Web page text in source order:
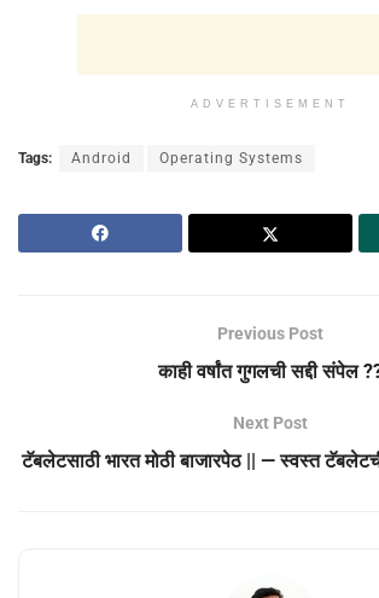
ADVERTISEMENT
Tags: Android Operating Systems
Previous Post
काही वर्षांत गुगलची सद्दी संपेल
Next Post
टॅबलेटसाठी भारत मोठी बाजारपेठ || — स्‍वस्‍त